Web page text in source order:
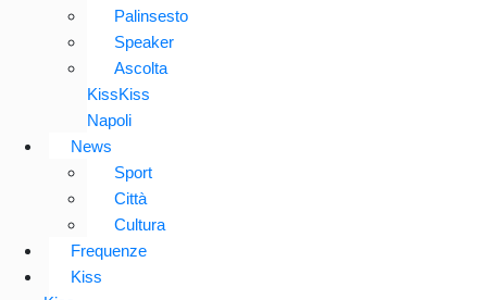
Palinsesto
Speaker
Ascolta
KissKiss
Napoli
News
Sport
Città
Cultura
Frequenze
Kiss